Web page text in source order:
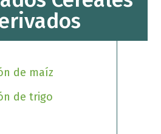
de maíz
de trigo